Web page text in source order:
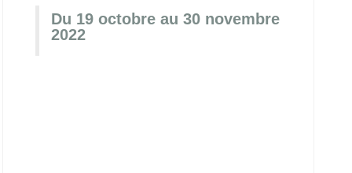
Du 19 octobre au 30 novembre
2022